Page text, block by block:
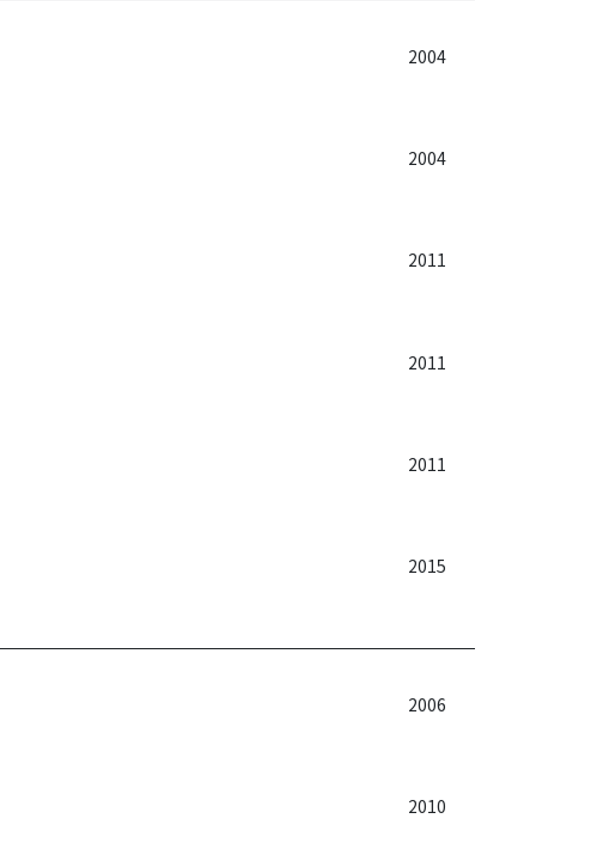
2004
2004
2011
2011
2011
2015
2006
2010